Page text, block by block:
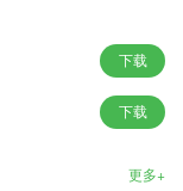
下载
下载
更多+